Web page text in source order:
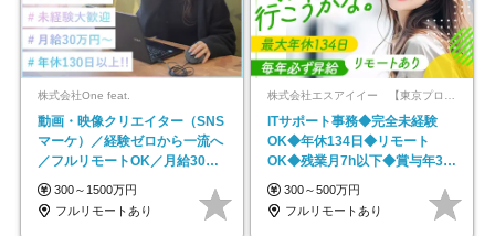
株式会社One feat.
動画・映像クリエイター（SNS
マーケ）／経験ゼロから一流へ
／フルリモートOK／月給30万
円～／年休130日以上
300～1500万円
フルリモートあり
ITサポート事務◆完全未経験
OK◆年休134日◆リモート
OK◆残業月7h以下◆賞与年3回
◆5年目まで必ず昇給
300～500万円
フルリモートあり